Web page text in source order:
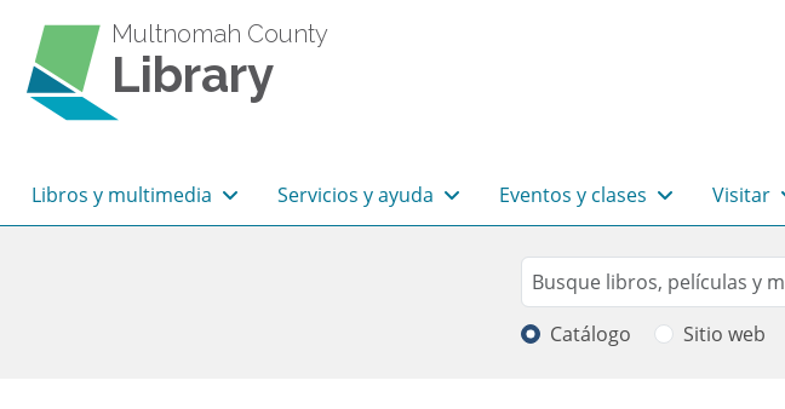
Multnomah County
Library
Navegación principal
Libros y multimedia Servicios y ayuda Eventos y clases Visitar
Search
Buscar
Catálogo Sitio web